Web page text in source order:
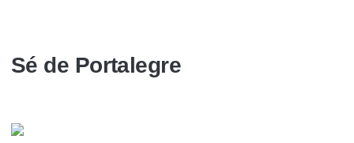
Sé de Portalegre